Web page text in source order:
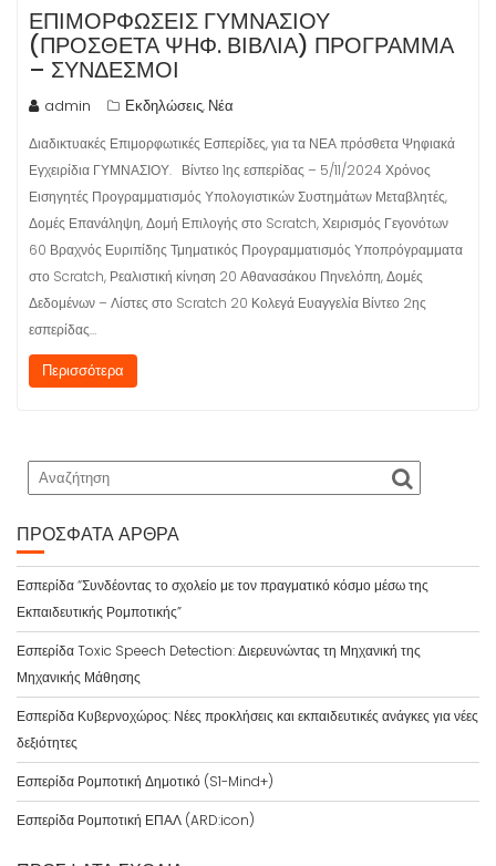
ΕΠΙΜΟΡΦΩΣΕΙΣ ΓΥΜΝΑΣΙΟΥ
(ΠΡΌΣΘΕΤΑ ΨΗΦ. ΒΙΒΛΊΑ) ΠΡΟΓΡΑΜΜΑ
– ΣΥΝΔΕΣΜΟΙ
admin Εκδηλώσεις, Νέα
Διαδικτυακές Επιμορφωτικές Εσπερίδες, για τα ΝΕΑ πρόσθετα Ψηφιακά
Εγχειρίδια ΓΥΜΝΑΣΙΟΥ. Βίντεο 1ης εσπερίδας – 5/11/2024 Χρόνος
Εισηγητές Προγραμματισμός Υπολογιστικών Συστημάτων Μεταβλητές,
Δομές Επανάληψη, Δομή Επιλογής στο Scratch, Χειρισμός Γεγονότων
60 Βραχνός Ευριπίδης Τμηματικός Προγραμματισμός Υποπρόγραμματα
στο Scratch, Ρεαλιστική κίνηση 20 Αθανασάκου Πηνελόπη, Δομές
Δεδομένων – Λίστες στο Scratch 20 Κολεγά Ευαγγελία Βίντεο 2ης
εσπερίδας…
Περισσότερα
ΠΡΌΣΦΑΤΑ ΆΡΘΡΑ
Εσπερίδα “Συνδέοντας το σχολείο με τον πραγματικό κόσμο μέσω της
Εκπαιδευτικής Ρομποτικής”
Εσπερίδα Toxic Speech Detection: Διερευνώντας τη Μηχανική της
Μηχανικής Μάθησης
Εσπερίδα Κυβερνοχώρος: Νέες προκλήσεις και εκπαιδευτικές ανάγκες για νέες
δεξιότητες
Εσπερίδα Ρομποτική Δημοτικό (S1-Mind+)
Εσπερίδα Ρομποτική ΕΠΑΛ (ARD:icon)